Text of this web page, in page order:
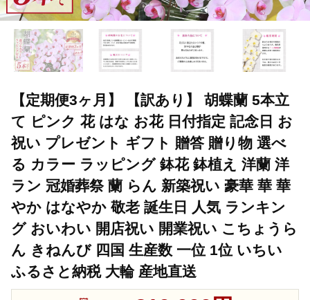
【定期便3ヶ月】 【訳あり】 胡蝶蘭 5本立
て ピンク 花 はな お花 日付指定 記念日 お
祝い プレゼント ギフト 贈答 贈り物 選べ
る カラー ラッピング 鉢花 鉢植え 洋蘭 洋
ラン 冠婚葬祭 蘭 らん 新築祝い 豪華 華 華
やか はなやか 敬老 誕生日 人気 ランキン
グ おいわい 開店祝い 開業祝い こちょうら
ん きねんび 四国 生産数 一位 1位 いちい
ふるさと納税 大輪 産地直送